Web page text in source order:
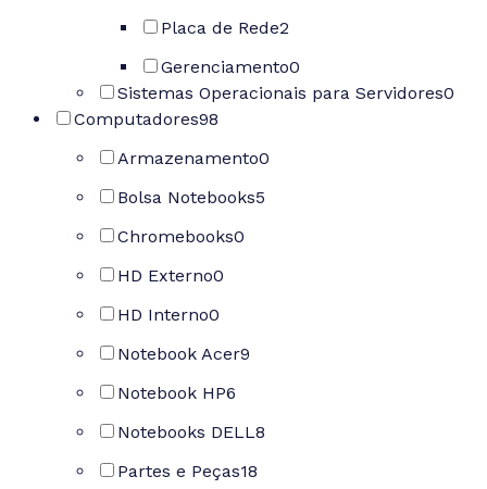
Placa de Rede2
Gerenciamento0
Sistemas Operacionais para Servidores0
Computadores98
Armazenamento0
Bolsa Notebooks5
Chromebooks0
HD Externo0
HD Interno0
Notebook Acer9
Notebook HP6
Notebooks DELL8
Partes e Peças18